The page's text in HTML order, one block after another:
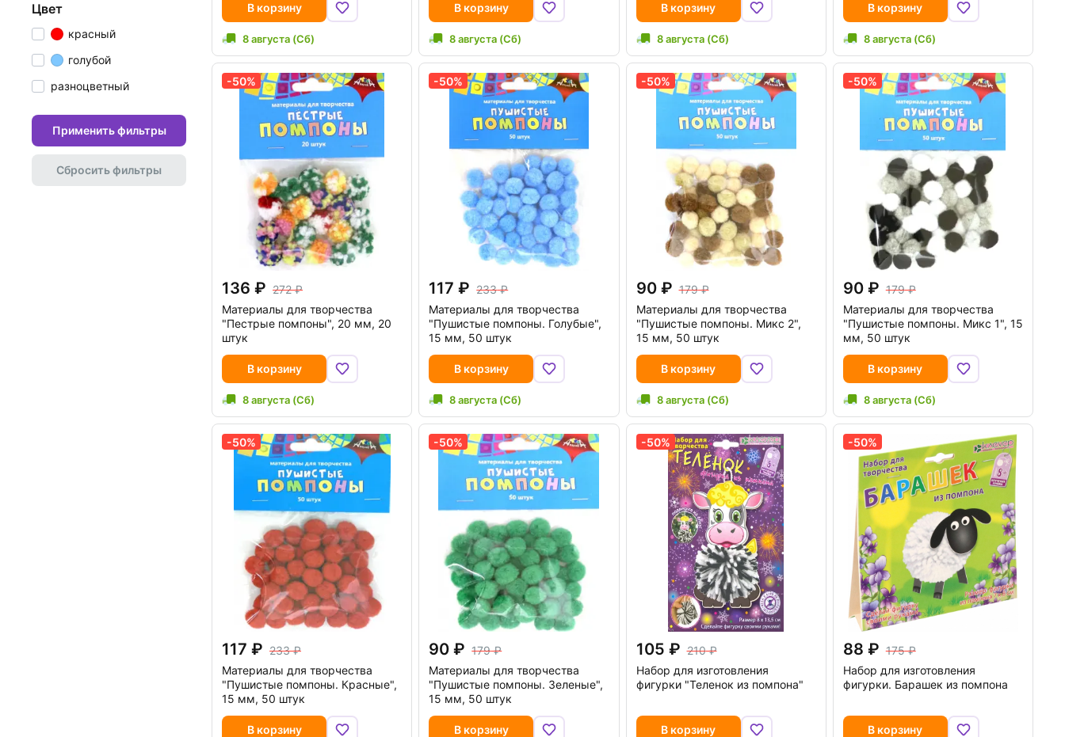
В корзину
8 августа (Сб)
В корзину
8 августа (Сб)
В корзину
8 августа (Сб)
В корзину
8 августа (Сб)
-50%
136
272
Материалы для творчества
"Пестрые помпоны", 20 мм, 20
штук
В корзину
8 августа (Сб)
-50%
117
233
Материалы для творчества
"Пушистые помпоны. Голубые",
15 мм, 50 штук
В корзину
8 августа (Сб)
-50%
90
179
Материалы для творчества
"Пушистые помпоны. Микс 2",
15 мм, 50 штук
В корзину
8 августа (Сб)
-50%
90
179
Материалы для творчества
"Пушистые помпоны. Микс 1", 15
мм, 50 штук
В корзину
8 августа (Сб)
-50%
117
233
Материалы для творчества
"Пушистые помпоны. Красные",
15 мм, 50 штук
В корзину
-50%
90
179
Материалы для творчества
"Пушистые помпоны. Зеленые",
15 мм, 50 штук
В корзину
-50%
105
210
Набор для изготовления
фигурки "Теленок из помпона"
В корзину
-50%
88
175
Набор для изготовления
фигурки. Барашек из помпона
В корзину
цвет
красный
голубой
разноцветный
Применить фильтры
Сбросить фильтры